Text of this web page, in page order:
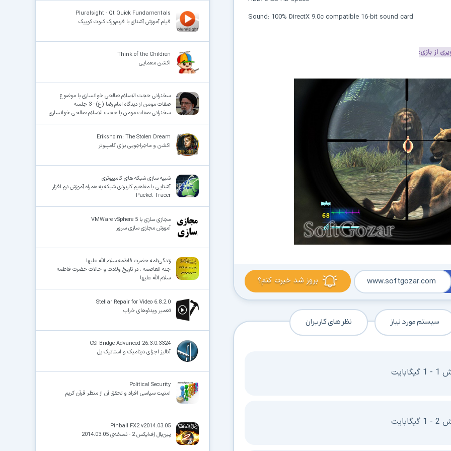
Sound: 100% DirectX 9.0c compatible 16-bit sound card
از بازی:
بروز شد خبرت کنم؟ www.softgozar.com
سیستم مورد نیاز نظر های کاربران
Pluralsight - Qt Quick Fundamentals
فیلم آموزش آشنای با فریم‌ورک کیوت کوییک
Think of the Children
اکشن معمایی
سخنرانی حجت الاسلام صالحی خوانساری با موضوع
صفات مومن از دیدگاه امام رضا (ع) - 3 جلسه
سخنرانی صفات مومن با حجت الاسلام صالحی خوانساری
Eriksholm: The Stolen Dream
اکشن و ماجراجویی برای کامپیوتر
شبیه سازی شبکه های کامپیوتری
آشنایی با مفاهیم کاربردی شبکه به همراه آموزش نرم افزار
Packet Tracer
مجازی سازی با VMWare vSphere 5
آموزش مجازی سازی سرور
زندگی‌نامه حضرت فاطمه سلام الله علیها
جنه العاصمه : در تاریخ ولادت و حالات حضرت فاطمه
سلام الله علیها
Stellar Repair for Video 6.8.2.0
تعمیر ویدئوهای خراب
CSI Bridge Advanced 26.3.0.3324
آنالیز اجزای دینامیک و استاتیک پل
Political Security
امنیت سیاسی افراد و تحقق آن از منظر قرآن کریم
Pinball FX2 v2014.03.05
پین‌بال اِف‌ایکس 2 - نسخه‌ی 2014.03.05